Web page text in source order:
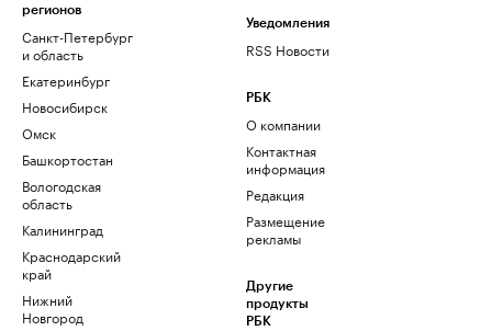
регионов
Санкт-Петербург
и область
Екатеринбург
Новосибирск
Омск
Башкортостан
Вологодская
область
Калининград
Краснодарский
край
Нижний
Новгород
Уведомления
RSS Новости
РБК
О компании
Контактная
информация
Редакция
Размещение
рекламы
Другие
продукты
РБК